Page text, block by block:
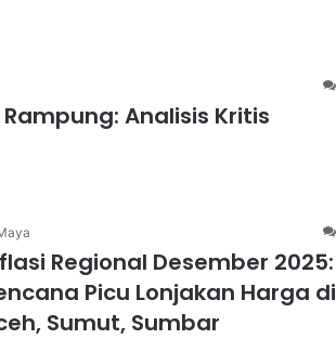
Analisis Kritis
Regional Desember 2025:
Picu Lonjakan Harga di
Sumut, Sumbar